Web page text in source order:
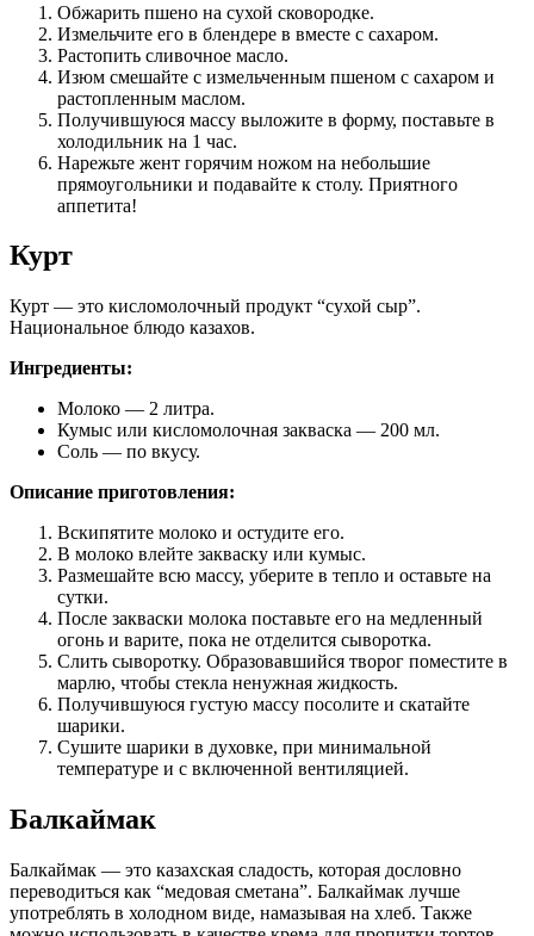
Обжарить пшено на сухой сковородке.
Измельчите его в блендере в вместе с сахаром.
Растопить сливочное масло.
Изюм смешайте с измельченным пшеном с сахаром и
растопленным маслом.
Получившуюся массу выложите в форму, поставьте в
холодильник на 1 час.
Нарежьте жент горячим ножом на небольшие
прямоугольники и подавайте к столу. Приятного
аппетита!
Курт
Курт — это кисломолочный продукт “сухой сыр”.
Национальное блюдо казахов.
Ингредиенты:
Молоко — 2 литра.
Кумыс или кисломолочная закваска — 200 мл.
Соль — по вкусу.
Описание приготовления:
Вскипятите молоко и остудите его.
В молоко влейте закваску или кумыс.
Размешайте всю массу, уберите в тепло и оставьте на
сутки.
После закваски молока поставьте его на медленный
огонь и варите, пока не отделится сыворотка.
Слить сыворотку. Образовавшийся творог поместите в
марлю, чтобы стекла ненужная жидкость.
Получившуюся густую массу посолите и скатайте
шарики.
Сушите шарики в духовке, при минимальной
температуре и с включенной вентиляцией.
Балкаймак
Балкаймак — это казахская сладость, которая дословно
переводиться как “медовая сметана”. Балкаймак лучше
употреблять в холодном виде, намазывая на хлеб. Также